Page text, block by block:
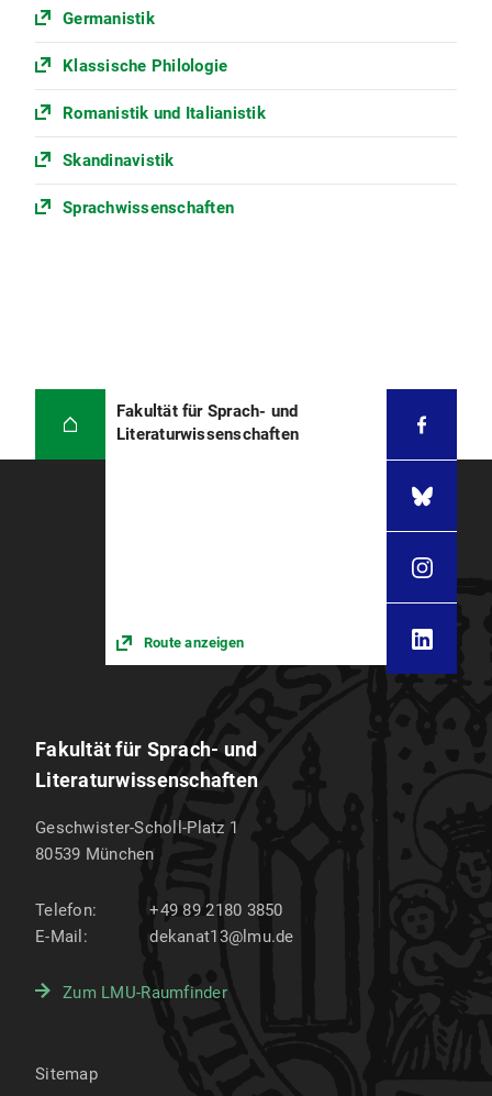
Germanistik
Klassische Philologie
Romanistik und Italianistik
Skandinavistik
Sprachwissenschaften
Fakultät für Sprach- und
Literaturwissenschaften
Route anzeigen
Fakultät für Sprach- und
Literaturwissenschaften
Geschwister-Scholl-Platz 1
80539 München
Telefon:
+49 89 2180 3850
E-Mail:
dekanat13@lmu.de
Zum LMU-Raumfinder
Sitemap